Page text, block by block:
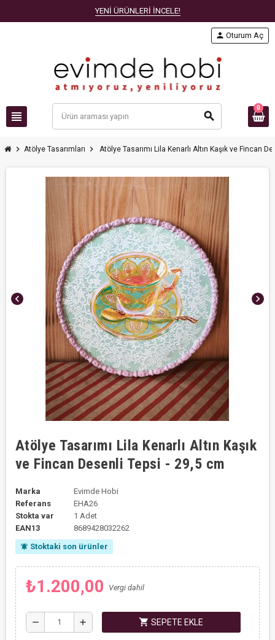
YENİ ÜRÜNLERİ İNCELE!
view_headline search
person Oturum Aç
0
chevron_right Atölye Tasarımları chevron_right Atölye Tasarımı Lila Kenarlı Altın Kaşık ve Fincan
chevron_left chevron_right
Atölye Tasarımı Lila Kenarlı Altın Kaşık
ve Fincan Desenli Tepsi - 29,5 cm
Marka
Evimde Hobi
Referans
EHA26
Stokta var
1 Adet
EAN13
8689428032262
notifications_active Stoktaki son ürünler
₺1.200,00 Vergi dahil
remove add shopping_cart SEPETE EKLE